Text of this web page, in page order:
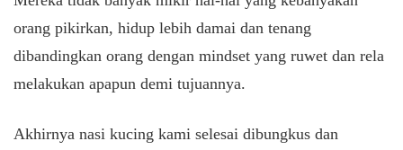
orang pikirkan, hidup lebih damai dan tenang
dibandingkan orang dengan mindset yang ruwet dan rela
melakukan apapun demi tujuannya.
Akhirnya nasi kucing kami selesai dibungkus dan